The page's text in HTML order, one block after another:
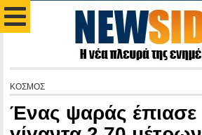
ΚΟΣΜΟΣ
Ένας ψαράς